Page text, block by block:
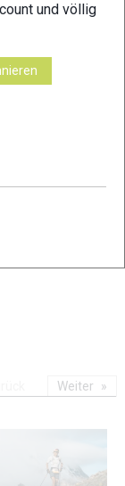
Weiter
und völlig